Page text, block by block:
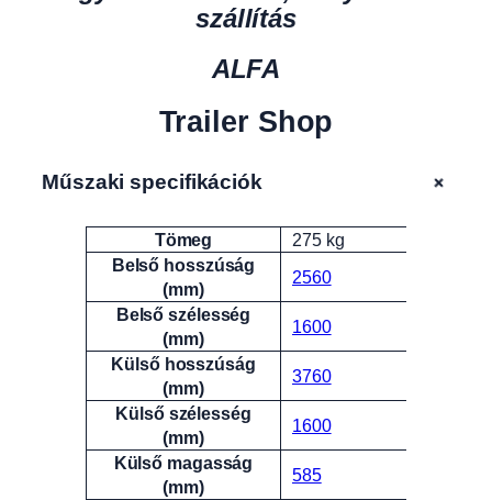
szállítás
ALFA
Trailer Shop
Műszaki specifikációk +
Attribútumok
Tömeg
275 kg
Belső hosszúság
(mm)
2560
Belső szélesség
(mm)
1600
Külső hosszúság
(mm)
3760
Külső szélesség
(mm)
1600
Külső magasság
(mm)
585